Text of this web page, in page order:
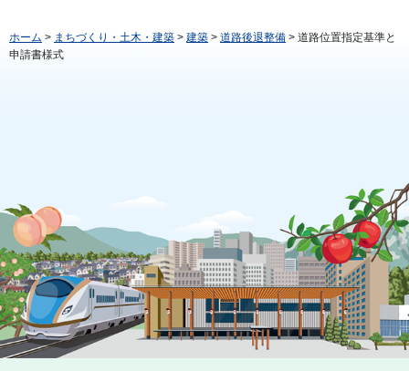
ホーム > まちづくり・土木・建築 > 建築 > 道路後退整備 > 道路位置指定基準と
申請書様式